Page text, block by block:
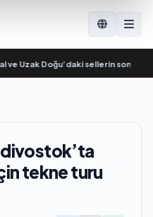
Uzak Doğu’daki sellerin
tekne turu